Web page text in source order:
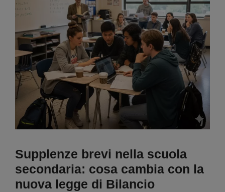
Supplenze brevi nella scuola
secondaria: cosa cambia con la
nuova legge di Bilancio